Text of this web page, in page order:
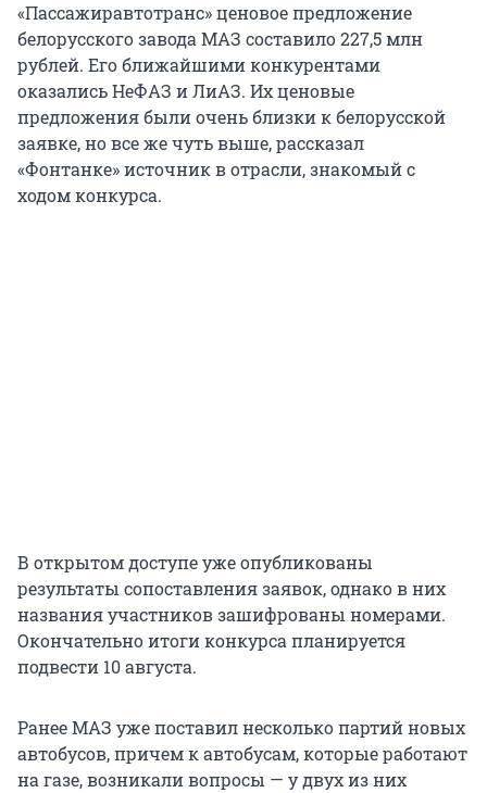
«Пассажиравтотранс» ценовое предложение
белорусского завода МАЗ составило 227,5 млн
рублей. Его ближайшими конкурентами
оказались НеФАЗ и ЛиАЗ. Их ценовые
предложения были очень близки к белорусской
заявке, но все же чуть выше, рассказал
«Фонтанке» источник в отрасли, знакомый с
ходом конкурса.
В открытом доступе уже опубликованы
результаты сопоставления заявок, однако в них
названия участников зашифрованы номерами.
Окончательно итоги конкурса планируется
подвести 10 августа.
Ранее МАЗ уже поставил несколько партий новых
автобусов, причем к автобусам, которые работают
на газе, возникали вопросы — у двух из них